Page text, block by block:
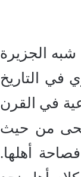
الجزيرة
في التاريخ
في القرن
من حيث
أهلها.